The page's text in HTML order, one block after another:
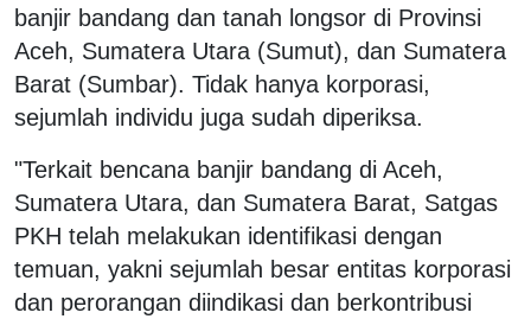
banjir bandang dan tanah longsor di Provinsi
Aceh, Sumatera Utara (Sumut), dan Sumatera
Barat (Sumbar). Tidak hanya korporasi,
sejumlah individu juga sudah diperiksa.
"Terkait bencana banjir bandang di Aceh,
Sumatera Utara, dan Sumatera Barat, Satgas
PKH telah melakukan identifikasi dengan
temuan, yakni sejumlah besar entitas korporasi
dan perorangan diindikasi dan berkontribusi